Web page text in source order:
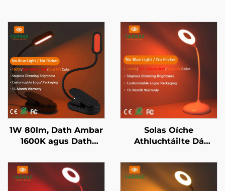
1W 80lm, Dath Ambar
1600K agus Dath
Gan Ghléas Gorm,
Solas Leabhar LED le
Corp Eile Dhubh
Solas Oíche
Athluchtáilte Dá
agus 625~630nm
Dearg Leithneála
Teagmhála le